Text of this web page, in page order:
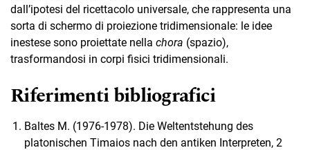
dall’ipotesi del ricettacolo universale, che rappresenta una
sorta di schermo di proiezione tridimensionale: le idee
inestese sono proiettate nella chora (spazio),
trasformandosi in corpi fisici tridimensionali.
Riferimenti bibliografici
Baltes M. (1976-1978). Die Weltentstehung des
platonischen Timaios nach den antiken Interpreten, 2